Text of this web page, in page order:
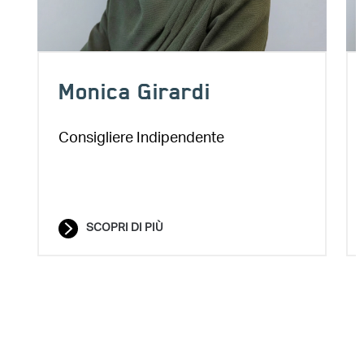
Monica Girardi
Consigliere Indipendente
SCOPRI DI PIÙ